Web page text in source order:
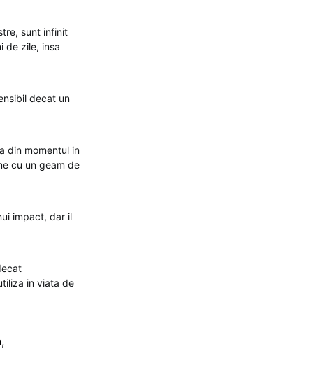
sunt infinit
de zile, insa
decat un
din momentul in
cu un geam de
impact, dar il
in viata de
,